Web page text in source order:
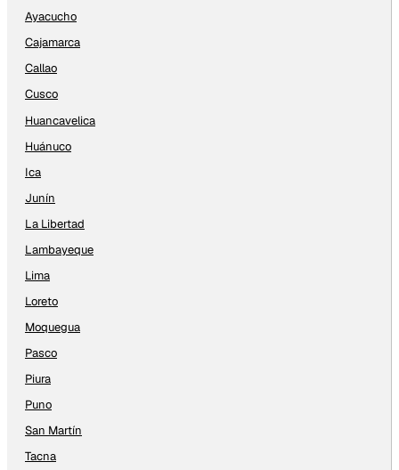
Ayacucho
Cajamarca
Callao
Cusco
Huancavelica
Huánuco
Ica
Junín
La Libertad
Lambayeque
Lima
Loreto
Moquegua
Pasco
Piura
Puno
San Martín
Tacna